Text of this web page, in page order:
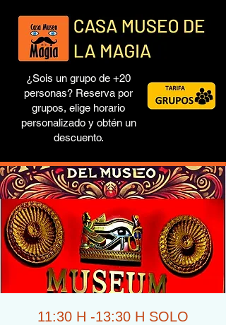
¿Sois un grupo de +20
personas? Reserva por
grupos, elige horario
personalizado y obtén un
descuento.
11:30 H -13:30 H SOLO